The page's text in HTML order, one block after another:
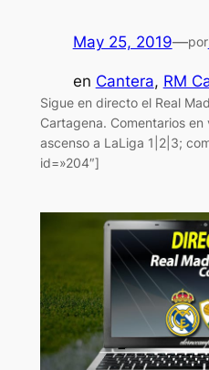
May 25, 2019—por
en Cantera, RM
Sigue en directo el Real
Cartagena. Comentarios
ascenso a LaLiga 1|2|3;
id=»204″]